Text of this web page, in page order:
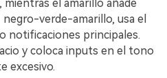
el amarillo añade
verde-amarillo, usa el
notificaciones principales.
y coloca inputs en el tono
excesivo.